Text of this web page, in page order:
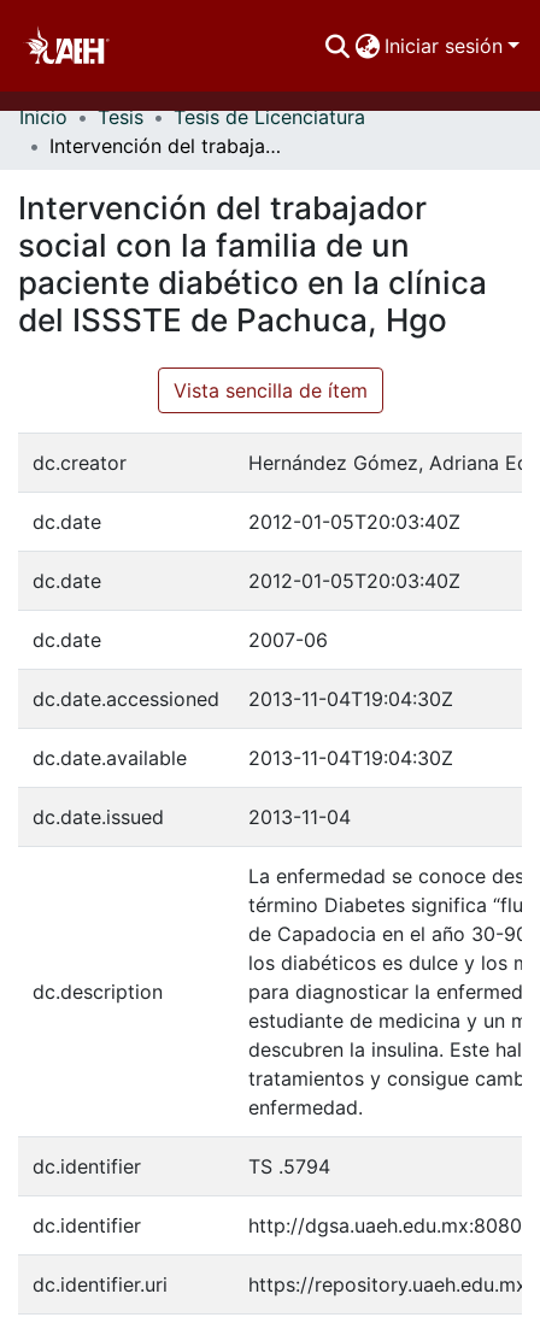
Iniciar sesión
Comunidades
Estadísticas
Inicio Tesis
Tesis de Licenciatura
Intervención del trabajador social con la familia de un paciente diabético en la clínica del ISSSTE de Pachuca, Hgo
Intervención del trabajador
social con la familia de un
paciente diabético en la clínica
del ISSSTE de Pachuca, Hgo
Vista sencilla de ítem
dc.creator Hernández Gómez, Adriana
dc.date 2012-01-05T20:03:40Z
dc.date 2012-01-05T20:03:40Z
dc.date 2007-06
dc.date.accessioned 2013-11-04T19:04:30Z
dc.date.available 2013-11-04T19:04:30Z
dc.date.issued 2013-11-04
dc.description
La enfermedad se conoce
término Diabetes significa
de Capadocia en el año 30-90
los diabéticos es dulce y los
para diagnosticar la
estudiante de medicina y un
descubren la insulina. Este
tratamientos y consigue
enfermedad.
dc.identifier TS .5794
dc.identifier http://
dc.identifier.uri https://